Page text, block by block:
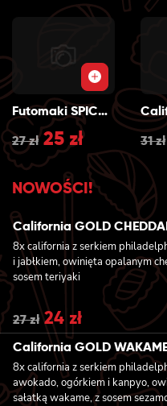
Futomaki SPICY SAKE GRILL
27zł Original
price
was:
27 zł.
25 złCurrent
price
is:
25 zł.
31zł
NOWOŚCI!
California GOLD
8x california z serkiem
i jabłkiem, owinięta opalanym
sosem teriyaki
27zł Original
price
was:
27 zł.
24 zł Current
price
is:
24 zł.
California GOLD
8x california z serkiem
awokado, ogórkiem i kanpyo,
sałatką wakame, z sosem